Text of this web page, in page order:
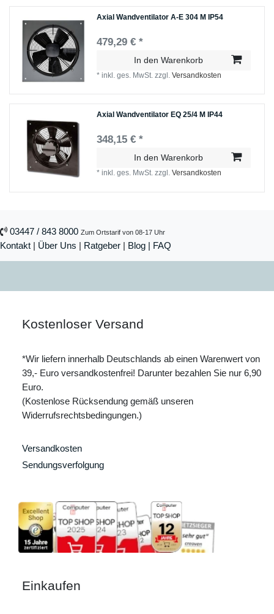
Axial Wandventilator A-E 304 M IP54
479,29 € *
In den Warenkorb
*inkl. ges. MwSt. zzgl.Versandkosten
Axial Wandventilator EQ 25/4 M IP44
348,15 € *
In den Warenkorb
*inkl. ges. MwSt. zzgl.Versandkosten
03447 / 843 8000 Zum Ortstarif von 08-17 Uhr
Kontakt | Über Uns | Ratgeber | Blog | FAQ
Kostenloser Versand
*Wir liefern innerhalb Deutschlands ab einen Warenwert von
39,- Euro versandkostenfrei! Darunter bezahlen Sie nur 6,90
Euro.
(Kostenlose Rücksendung gemäß unseren
Widerrufsrechtsbedingungen.)
Versandkosten
Sendungsverfolgung
Einkaufen